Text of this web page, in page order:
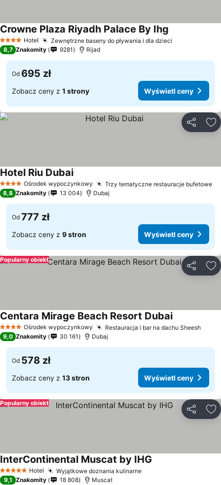
4 KategoriaHotel Zewnętrzne baseny do pływania i dla dzieci
Crowne Plaza Riyadh Palace By Ihg
8,7 Znakomity 9281 Rijad
Od 695 zł
Zobacz ceny z 1 strony Wyświetl ceny
4 KategoriaOśrodek wypoczynkowy Trzy tematyczne restauracje bufetowe
Hotel Riu DubaiWyświetl ceny
8,8 Znakomity 13 004 Dubaj
Od 777 zł
Zobacz ceny z 9 stron Wyświetl ceny
Popularny obiekt
4 KategoriaOśrodek wypoczynkowy Restauracja i bar na dachu Sheesh
Centara Mirage Beach Resort DubaiWyświetl
9,0 Znakomity 30 161 Dubaj
Od 578 zł
Zobacz ceny z 13 stron Wyświetl ceny
Popularny obiekt
5 KategoriaHotel Wyjątkowe doznania kulinarneWyświetl ceny
InterContinental Muscat by IHG
9,1 Znakomity 18 808 Muscat